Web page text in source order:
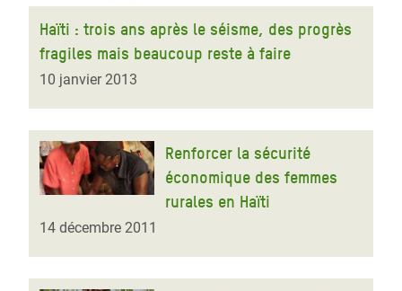
Haïti : trois ans après le séisme, des progrès
fragiles mais beaucoup reste à faire
10 janvier 2013
Renforcer la sécurité
économique des femmes
rurales en Haïti
14 décembre 2011